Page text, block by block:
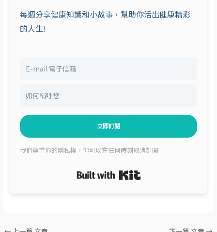
每週分享健康知識和小故事，幫助你活出健康精彩
的人生!
立即訂閱
我們尊重你的隱私權，你可以在任何時刻取消訂閱